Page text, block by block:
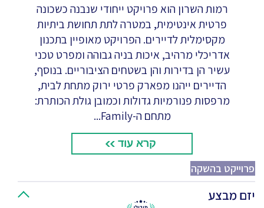
רמות השרון הוא פרויקט ייחודי שנבנה כשכונה
פרטית אינטימית, במטרה לתת תחושת ביתיות
מקסימלית לדיירים. הפרויקט מאופיין בתכנון
אדריכלי מרהיב, איכות בניה גבוהה ומפרט טכני
עשיר הן בדירות והן בשטחים הציבוריים. בנוסף,
הדיירים ייהנו מפארק פרטי ירוק מתחת לבית,
מרפסות פנורמיות גדולות וכמובן גולת הכותרת:
מתחם ה-Family...
קרא עוד
פרוייקט בהשקה
יזם מבצע